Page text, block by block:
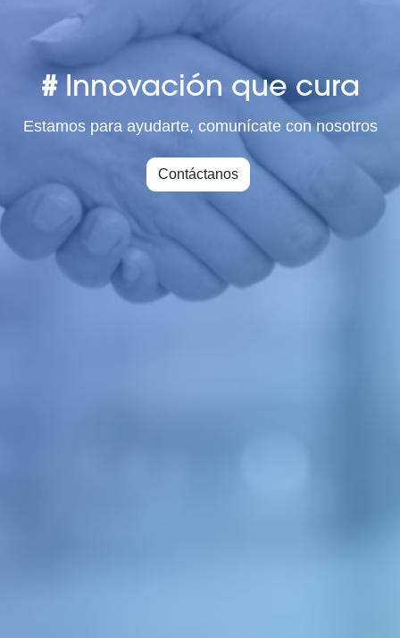
#Innovación que cura
Estamos para ayudarte, comunícate con nosotros
Contáctanos